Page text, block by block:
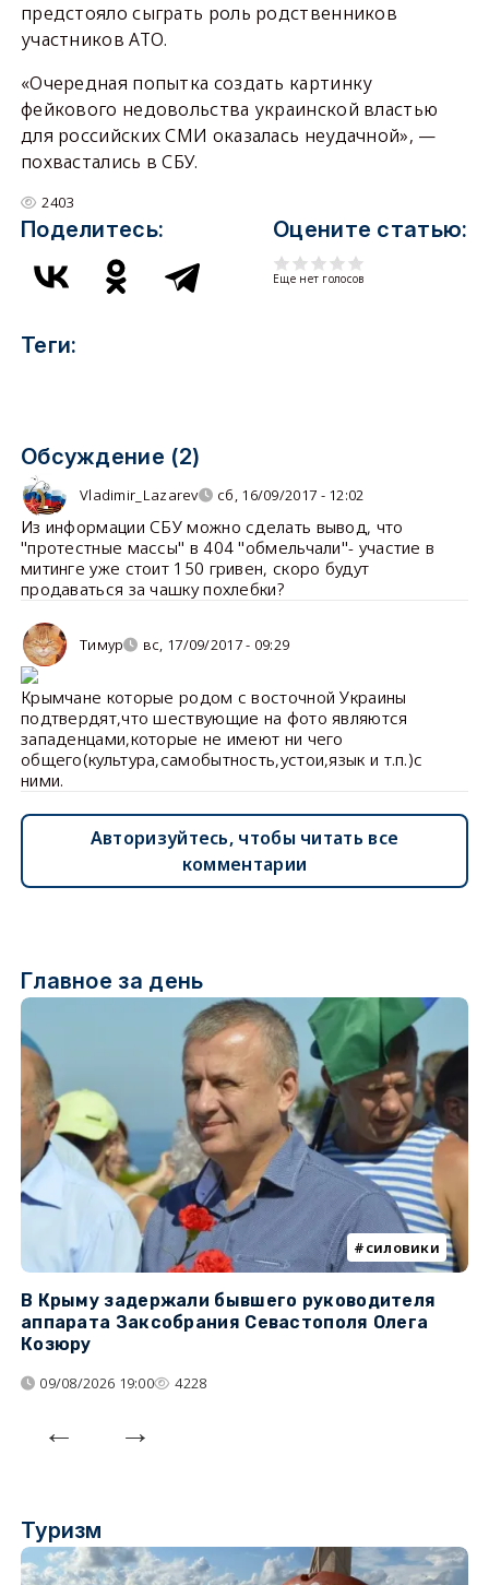
предстояло сыграть роль родственников
участников АТО.
«Очередная попытка создать картинку
фейкового недовольства украинской властью
для российских СМИ оказалась неудачной», —
похвастались в СБУ.
2403
Поделитесь: Оцените статью:
Еще нет голосов
Теги:
Обсуждение (2)
Vladimir_Lazarev сб, 16/09/2017 - 12:02
Из информации СБУ можно сделать вывод, что
"протестные массы" в 404 "обмельчали"- участие в
митинге уже стоит 150 гривен, скоро будут
продаваться за чашку похлебки?
Тимур вс, 17/09/2017 - 09:29
Крымчане которые родом с восточной Украины
подтвердят,что шествующие на фото являются
западенцами,которые не имеют ни чего
общего(культура,самобытность,устои,язык и т.п.)с
ними.
Авторизуйтесь, чтобы читать все
комментарии
Главное за день
силовики
В Крыму задержали бывшего руководителя
аппарата Заксобрания Севастополя Олега
Козюру
09/08/2026 19:00 4228
Туризм